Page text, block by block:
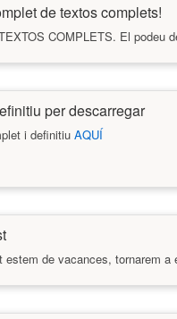
de textos complets!
COMPLETS. El podeu
per descarregar
i definitiu AQUÍ
estem de vacances, tornarem